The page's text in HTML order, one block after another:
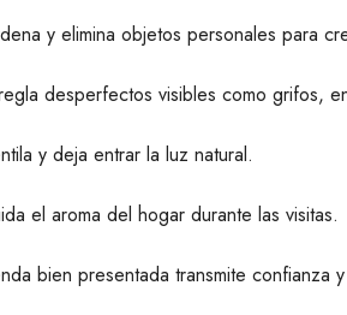
y elimina objetos personales para
desperfectos visibles como grifos,
y deja entrar la luz natural.
el aroma del hogar durante las visitas.
bien presentada transmite